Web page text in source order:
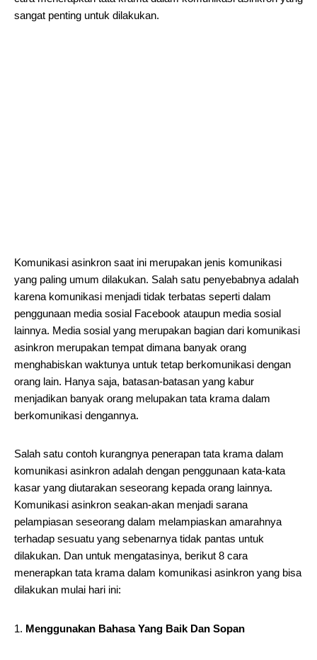
sangat penting untuk dilakukan.
Komunikasi asinkron saat ini merupakan jenis komunikasi
yang paling umum dilakukan. Salah satu penyebabnya adalah
karena komunikasi menjadi tidak terbatas seperti dalam
penggunaan media sosial Facebook ataupun media sosial
lainnya. Media sosial yang merupakan bagian dari komunikasi
asinkron merupakan tempat dimana banyak orang
menghabiskan waktunya untuk tetap berkomunikasi dengan
orang lain. Hanya saja, batasan-batasan yang kabur
menjadikan banyak orang melupakan tata krama dalam
berkomunikasi dengannya.
Salah satu contoh kurangnya penerapan tata krama dalam
komunikasi asinkron adalah dengan penggunaan kata-kata
kasar yang diutarakan seseorang kepada orang lainnya.
Komunikasi asinkron seakan-akan menjadi sarana
pelampiasan seseorang dalam melampiaskan amarahnya
terhadap sesuatu yang sebenarnya tidak pantas untuk
dilakukan. Dan untuk mengatasinya, berikut 8 cara
menerapkan tata krama dalam komunikasi asinkron yang bisa
dilakukan mulai hari ini:
Menggunakan Bahasa Yang Baik Dan Sopan